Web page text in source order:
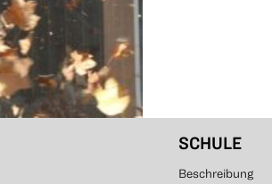
SCHULE
Beschreibung